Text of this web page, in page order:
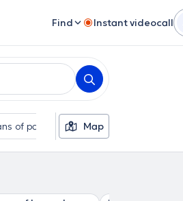
Find Instant videocall
of payment Additional filters
Map